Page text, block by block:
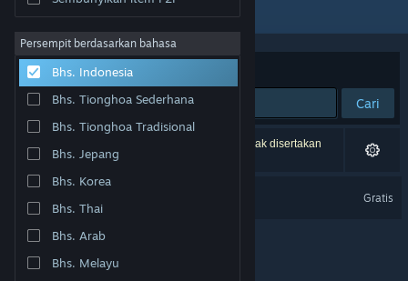
Tentang
Bantuan
Ubah bahasa
Dapatkan Aplikasi Seluler Steam
Lihat situs web desktop
Persempit berdasarkan bahasa
Bhs. Indonesia
Bhs. Tionghoa Sederhana
Bhs. Tionghoa Tradisional
Bhs. Jepang
Bhs. Korea
Bhs. Thai
Bhs. Arab
Bhs. Melayu
Berdasarkan Relevansi
Cari
1 hasil cocok dengan pencarianmu. 2 produk tidak disertakan
berdasarkan preferensimu.
Gratis